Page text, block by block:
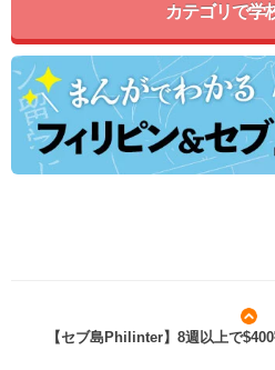
カテゴリで学
【セブ島Philinter】8週以上で